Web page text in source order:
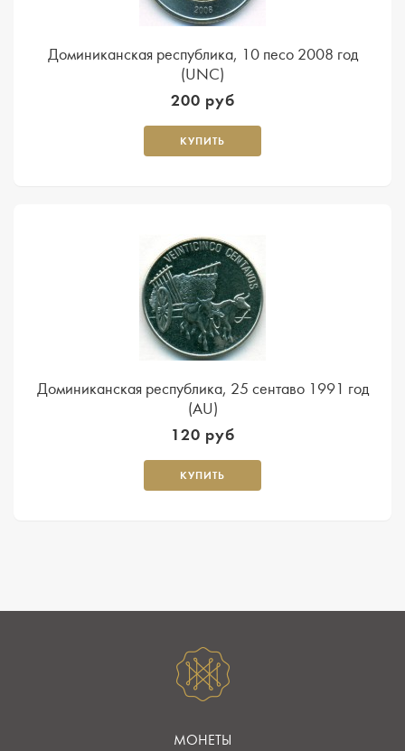
Доминиканская республика, 10 песо 2008 год
(UNC)
200 руб
КУПИТЬ
Доминиканская республика, 25 сентаво 1991 год
(AU)
120 руб
КУПИТЬ
МОНЕТЫ